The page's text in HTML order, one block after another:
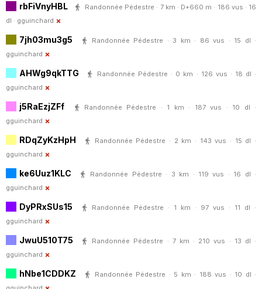
rbFiVnyHBL
Randonnée Pédestre · 7 km · D+660 m · 186 vus · 16
dl · gguinchard
7jh03mu3g5
Randonnée Pédestre · 3 km · 86 vus · 15 dl ·
gguinchard
AHWg9qkTTG
Randonnée Pédestre · 0 km · 126 vus · 18 dl ·
gguinchard
j5RaEzjZFf
Randonnée Pédestre · 1 km · 187 vus · 10 dl ·
gguinchard
RDqZyKzHpH
Randonnée Pédestre · 2 km · 143 vus · 15 dl ·
gguinchard
ke6Uuz1KLC
Randonnée Pédestre · 3 km · 119 vus · 16 dl ·
gguinchard
DyPRxSUs15
Randonnée Pédestre · 1 km · 97 vus · 11 dl ·
gguinchard
JwuU510T75
Randonnée Pédestre · 7 km · 210 vus · 13 dl ·
gguinchard
hNbe1CDDKZ
Randonnée Pédestre · 5 km · 188 vus · 10 dl ·